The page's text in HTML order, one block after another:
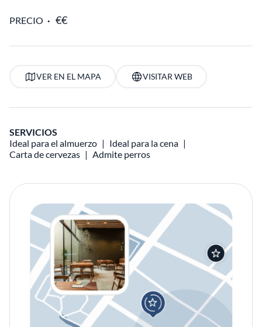
PRECIO
VER EN EL MAPA VISITAR WEB
SERVICIOS
Ideal para el almuerzo
Ideal para la cena
Carta de cervezas
Admite perros